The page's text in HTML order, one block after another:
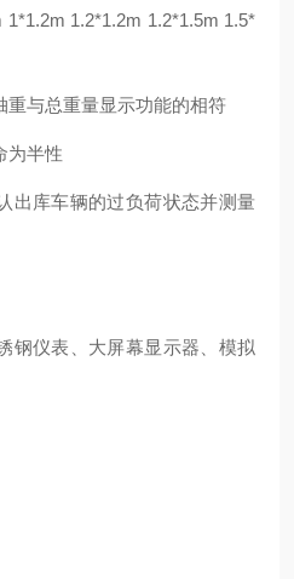
1.2*1.2m 1.2*1.5m 1.5*
重与总重量显示功能的相符
为半性
出库车辆的过负荷状态并测量
钢仪表、大屏幕显示器、模拟